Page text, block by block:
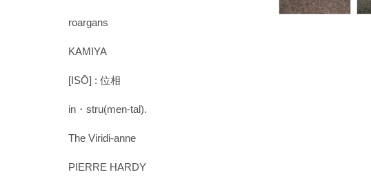
roargans
KAMIYA
[ISŌ] : 位相
in・stru(men-tal).
The Viridi-anne
PIERRE HARDY